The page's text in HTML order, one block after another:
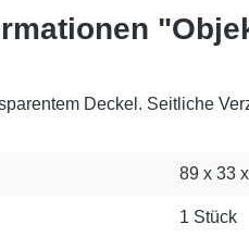
Deckel. Seitliche
89 x 33
1 Stück